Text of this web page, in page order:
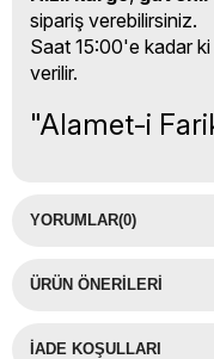
sipariş verebilirsiniz.
Saat 15:00'e kadar
verilir.
"Alamet-i
YORUMLAR(0)
ÜRÜN ÖNERILERI
İADE KOŞULLARI